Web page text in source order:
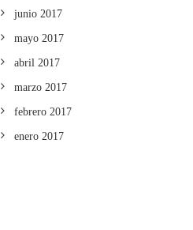
junio 2017
mayo 2017
abril 2017
marzo 2017
febrero 2017
enero 2017